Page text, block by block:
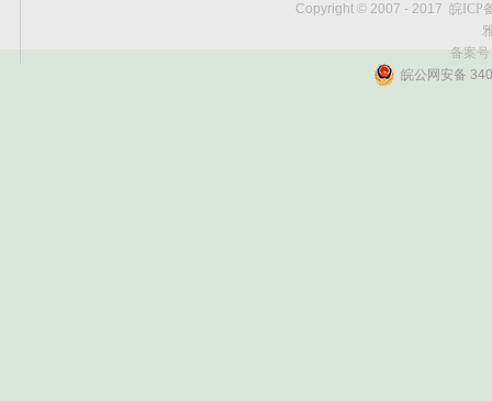
Copyright © 2007 - 2017 皖ICP
备案
皖公网安备